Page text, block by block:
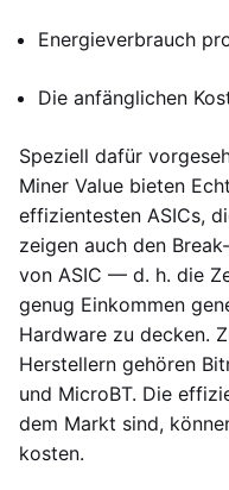
Energieverbrauch
Die anfänglichen
Speziell dafür
Miner Value bieten
effizientesten ASICs,
zeigen auch den
von ASIC — d. h. die
genug Einkommen
Hardware zu decken.
Herstellern gehören
und MicroBT. Die
dem Markt sind,
kosten.